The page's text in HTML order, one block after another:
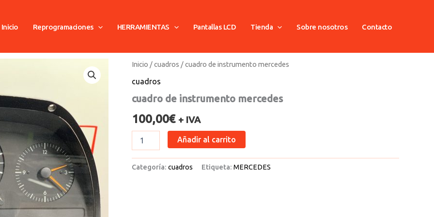
Inicio Reprogramaciones HERRAMIENTAS Pantallas LCD Tienda Sobre nosotros Contacto
Inicio /cuadros / cuadro de instrumento mercedes
cuadros
cuadro de instrumento mercedes
100,00€ + IVA
cuadro
instrumento
cantidad
Añadir al carrito
Categoría: cuadros Etiqueta: MERCEDES